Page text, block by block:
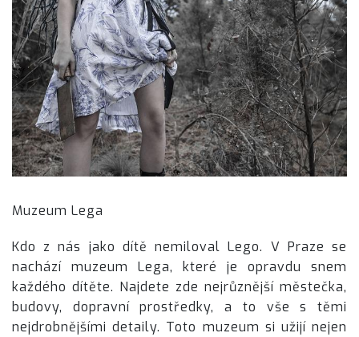
Muzeum Lega
Kdo z nás jako dítě nemiloval Lego. V Praze se
nachází muzeum Lega, které je opravdu snem
každého dítěte. Najdete zde nejrůznější městečka,
budovy, dopravní prostředky, a to vše s těmi
nejdrobnějšími detaily. Toto muzeum si užijí nejen